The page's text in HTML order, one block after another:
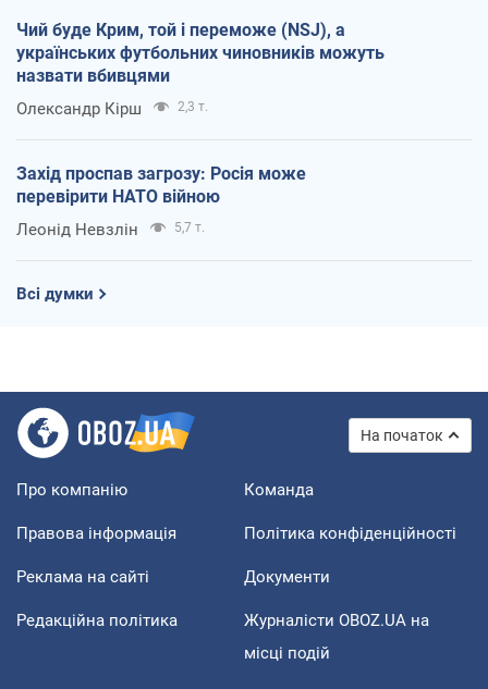
Чий буде Крим, той і переможе (NSJ), а
українських футбольних чиновників можуть
назвати вбивцями
Олександр Кірш 2,3 т.
Захід проспав загрозу: Росія може
перевірити НАТО війною
Леонід Невзлін 5,7 т.
Всі думки
На початок
Про компанію Команда
Правова інформація Політика конфіденційності
Реклама на сайті Документи
Редакційна політика
Журналісти OBOZ.UA на
місці подій